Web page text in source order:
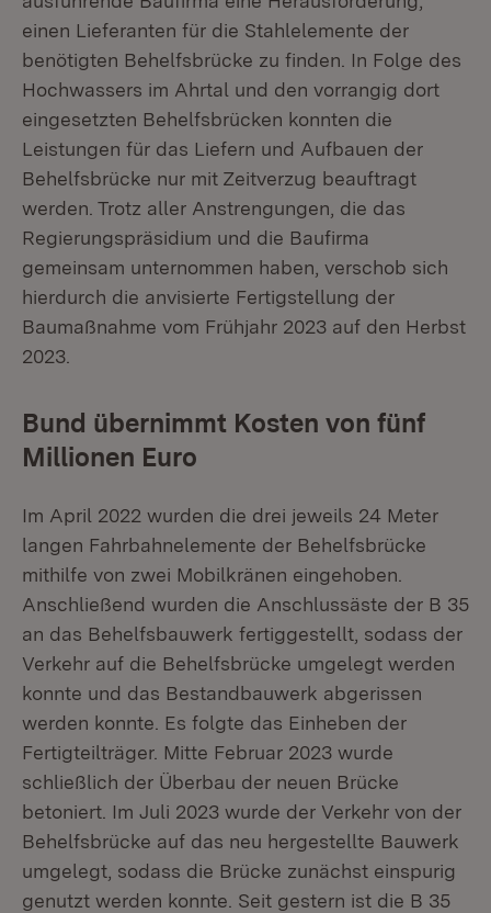
einen Lieferanten für die Stahlelemente der
benötigten Behelfsbrücke zu finden. In Folge des
Hochwassers im Ahrtal und den vorrangig dort
eingesetzten Behelfsbrücken konnten die
Leistungen für das Liefern und Aufbauen der
Behelfsbrücke nur mit Zeitverzug beauftragt
werden. Trotz aller Anstrengungen, die das
Regierungspräsidium und die Baufirma
gemeinsam unternommen haben, verschob sich
hierdurch die anvisierte Fertigstellung der
Baumaßnahme vom Frühjahr 2023 auf den Herbst
2023.
Bund übernimmt Kosten von fünf
Millionen Euro
Im April 2022 wurden die drei jeweils 24 Meter
langen Fahrbahnelemente der Behelfsbrücke
mithilfe von zwei Mobilkränen eingehoben.
Anschließend wurden die Anschlussäste der B 35
an das Behelfsbauwerk fertiggestellt, sodass der
Verkehr auf die Behelfsbrücke umgelegt werden
konnte und das Bestandbauwerk abgerissen
werden konnte. Es folgte das Einheben der
Fertigteilträger. Mitte Februar 2023 wurde
schließlich der Überbau der neuen Brücke
betoniert. Im Juli 2023 wurde der Verkehr von der
Behelfsbrücke auf das neu hergestellte Bauwerk
umgelegt, sodass die Brücke zunächst einspurig
genutzt werden konnte. Seit gestern ist die B 35